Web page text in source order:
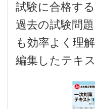
試験に合格す
過去の試験問
も効率よく理
編集したテキ